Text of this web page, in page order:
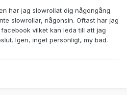
har jag slowrollat dig någongång
slowrollar, någonsin. Oftast har jag
vilket kan leda till att jag
Igen, inget personligt, my bad.